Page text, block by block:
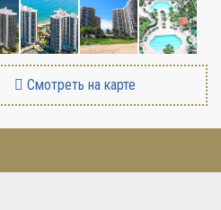
Смотреть на карте